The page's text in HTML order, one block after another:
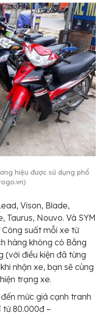
hiệu được sử dụng phổ
Vison, Blade,
Taurus, Nouvo. Và SYM
suất mỗi xe từ
hàng không có Bằng
(với điều kiện đã từng
nhận xe, bạn sẽ cùng
trạng xe.
mức giá cạnh tranh
từ 80.000đ –